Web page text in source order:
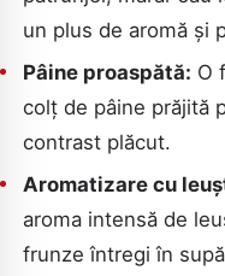
un plus de aromă și
Pâine proaspătă: O
colț de pâine prăjită
contrast plăcut.
Aromatizare cu
aroma intensă de
frunze întregi în